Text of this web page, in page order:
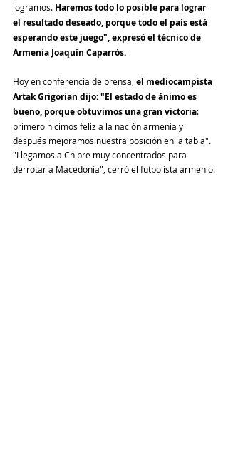
logramos. Haremos todo lo posible para lograr
el resultado deseado, porque todo el país está
esperando este juego", expresó el técnico de
Armenia Joaquín Caparrós.
Hoy en conferencia de prensa, el mediocampista
Artak Grigorian dijo: "El estado de ánimo es
bueno, porque obtuvimos una gran victoria:
primero hicimos feliz a la nación armenia y
después mejoramos nuestra posición en la tabla".
"Llegamos a Chipre muy concentrados para
derrotar a Macedonia", cerró el futbolista armenio.